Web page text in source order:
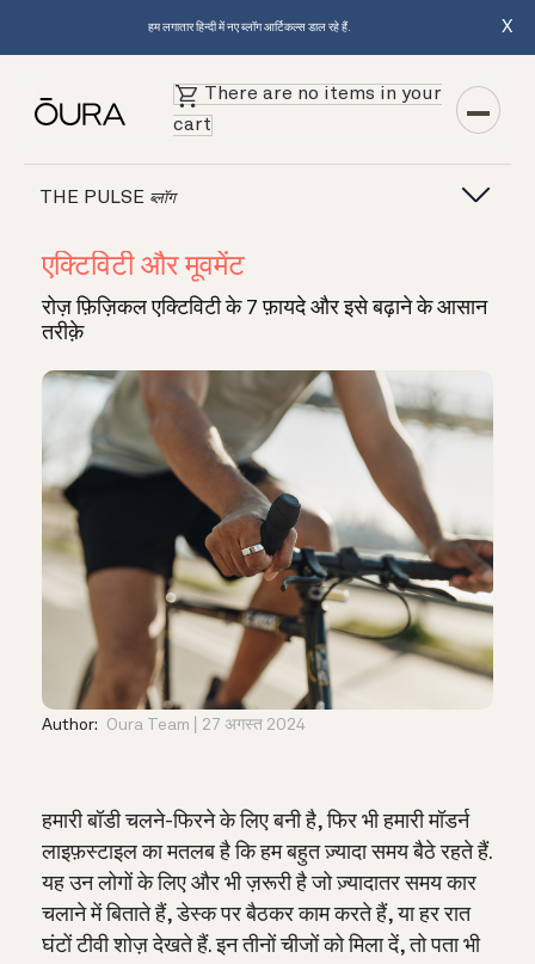
हम लगातार हिन्दी में नए ब्लॉग आर्टिकल्स डाल रहे हैं. X
There are no items in your
cart
THE PULSE ब्लॉग
एक्टिविटी और मूवमेंट
रोज़ फ़िज़िकल एक्टिविटी के 7 फ़ायदे और इसे बढ़ाने के आसान
तरीक़े
Author: Oura Team 27 अगस्त 2024
हमारी बॉडी चलने-फिरने के लिए बनी है, फिर भी हमारी मॉडर्न
लाइफ़स्टाइल का मतलब है कि हम बहुत ज़्यादा समय बैठे रहते हैं.
यह उन लोगों के लिए और भी ज़रूरी है जो ज़्यादातर समय कार
चलाने में बिताते हैं, डेस्क पर बैठकर काम करते हैं, या हर रात
घंटों टीवी शोज़ देखते हैं. इन तीनों चीजों को मिला दें, तो पता भी